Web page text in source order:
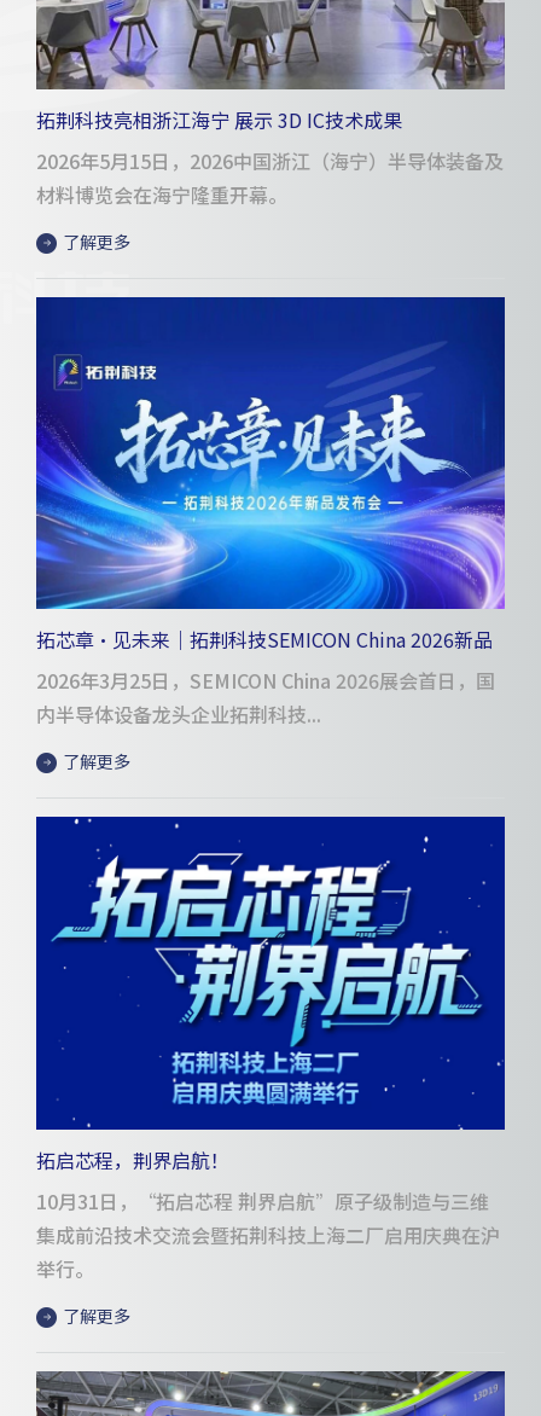
拓荆科技亮相浙江海宁 展示 3D IC技术成果
2026年5月15日，2026中国浙江（海宁）半导体装备及
材料博览会在海宁隆重开幕。
了解更多
拓芯章·见未来｜拓荆科技SEMICON China 2026新品
发布会圆满落幕 持续产品多维度创新迭代
2026年3月25日，SEMICON China 2026展会首日，国
内半导体设备龙头企业拓荆科技...
了解更多
拓启芯程，荆界启航！
10月31日，“拓启芯程 荆界启航”原子级制造与三维
集成前沿技术交流会暨拓荆科技上海二厂启用庆典在沪
举行。
了解更多